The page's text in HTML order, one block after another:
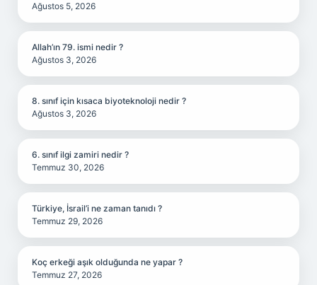
Ağustos 5, 2026
Allah’ın 79. ismi nedir ?
Ağustos 3, 2026
8. sınıf için kısaca biyoteknoloji nedir ?
Ağustos 3, 2026
6. sınıf ilgi zamiri nedir ?
Temmuz 30, 2026
Türkiye, İsrail’i ne zaman tanıdı ?
Temmuz 29, 2026
Koç erkeği aşık olduğunda ne yapar ?
Temmuz 27, 2026